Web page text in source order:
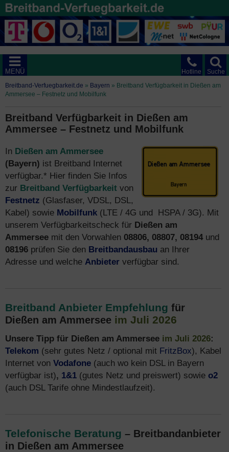
Suche
Hotline
MENÜ
Breitband-Verfuegbarkeit.de » Bayern » Breitband Verfügbarkeit in Dießen am
Ammersee – Festnetz und Mobilfunk
Breitband Verfügbarkeit in Dießen am
Ammersee – Festnetz und Mobilfunk
In Dießen am Ammersee
(Bayern) ist Breitband Internet
verfügbar.* Hier finden Sie Infos
zur Breitband Verfügbarkeit von
Festnetz (Glasfaser, VDSL, DSL,
Kabel) sowie Mobilfunk (LTE / 4G und HSPA / 3G). Mit
unserem Verfügbarkeitscheck für Dießen am
Ammersee mit den Vorwahlen 08806, 08807, 08194 und
08196 prüfen Sie den Breitbandausbau an Ihrer
Adresse und welche Anbieter verfügbar sind.
Breitband Anbieter Empfehlung für
Dießen am Ammersee im Juli 2026
Unsere Tipp für Dießen am Ammersee im Juli 2026:
Telekom (sehr gutes Netz / optional mit FritzBox), Kabel
Internet von Vodafone (auch wo kein DSL in Bayern
verfügbar ist), 1&1 (gutes Netz und preiswert) sowie o2
(auch DSL Tarife ohne Mindestlaufzeit).
Telefonische Beratung – Breitbandanbieter
in Dießen am Ammersee